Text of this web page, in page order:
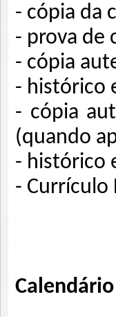
- cópia da
- prova de
- cópia
- histórico
- cópia
(quando
- histórico
- Currículo
Calendário